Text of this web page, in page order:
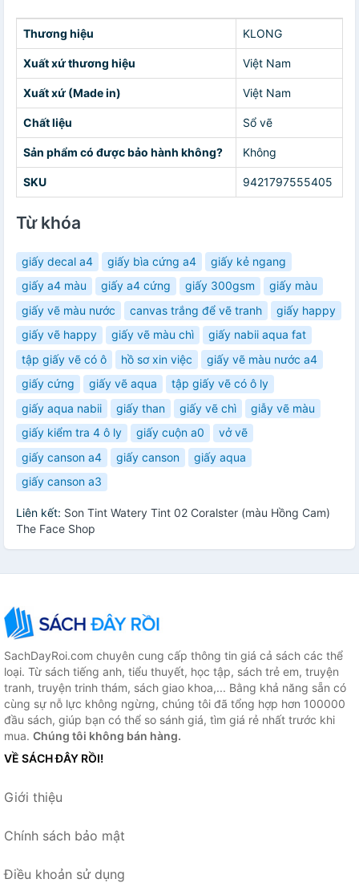
Thương hiệu KLONG
Xuất xứ thương hiệu Việt Nam
Xuất xứ (Made in) Việt Nam
Chất liệu Sổ vẽ
Sản phẩm có được bảo hành không? Không
SKU 9421797555405
Từ khóa
giấy decal a4 giấy bìa cứng a4
giấy kẻ ngang
giấy a4 màu
giấy a4 cứng giấy 300gsm
giấy màu
giấy vẽ màu nước
canvas trắng để vẽ tranh
giấy happy
giấy vẽ happy
giấy vẽ màu chì
giấy nabii aqua fat
tập giấy vẽ có ô
hồ sơ xin việc
giấy vẽ màu nước a4
giấy cứng
giấy vẽ aqua
tập giấy vẽ có ô ly
giấy aqua nabii
giấy than giấy vẽ chì
giẫy vẽ màu
giấy kiểm tra 4 ô ly
giấy cuộn a0
vở vẽ
giấy canson a4
giấy canson
giấy aqua
giấy canson a3
Liên kết: Son Tint Watery Tint 02 Coralster (màu Hồng Cam)
The Face Shop
SachDayRoi.com chuyên cung cấp thông tin giá cả sách các thể
loại. Từ sách tiếng anh, tiểu thuyết, học tập, sách trẻ em, truyện
tranh, truyện trinh thám, sách giao khoa,... Bằng khả năng sẵn có
cùng sự nỗ lực không ngừng, chúng tôi đã tổng hợp hơn 100000
đầu sách, giúp bạn có thể so sánh giá, tìm giá rẻ nhất trước khi
mua. Chúng tôi không bán hàng.
VỀ SÁCH ĐÂY RỒI!
Giới thiệu
Chính sách bảo mật
Điều khoản sử dụng